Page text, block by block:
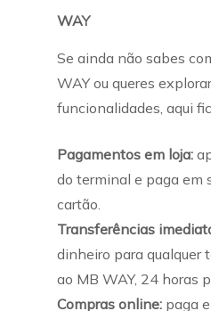
WAY
Se ainda não sabes
WAY ou queres
funcionalidades, aqui
Pagamentos em loja:
do terminal e paga em
cartão.
Transferências
dinheiro para qualquer
ao MB WAY, 24 horas
Compras online: paga